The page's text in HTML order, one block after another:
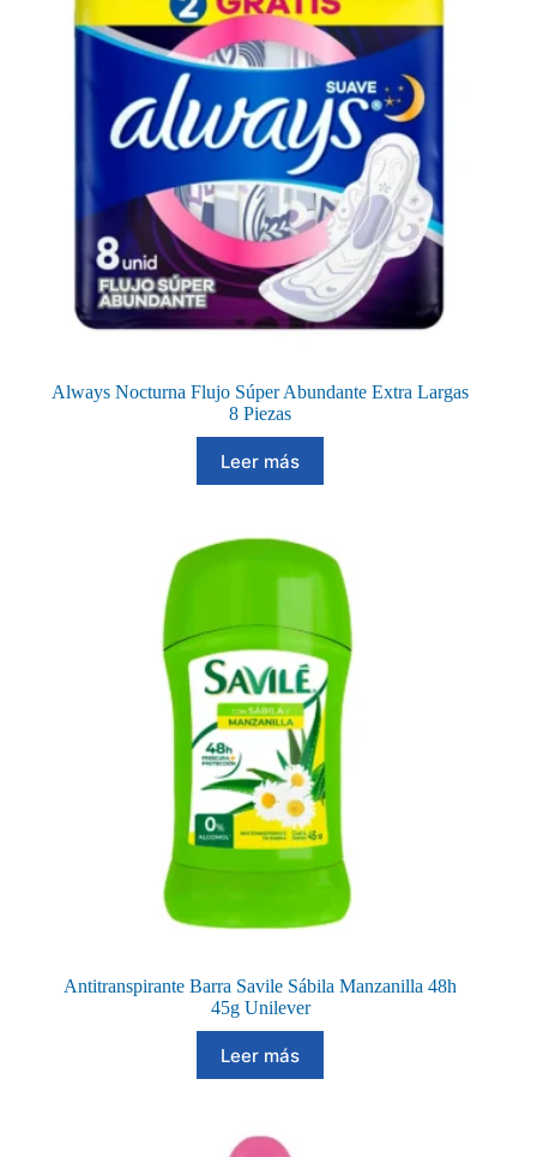
Always Nocturna Flujo Súper Abundante Extra Largas
8 Piezas
Leer más
Antitranspirante Barra Savile Sábila Manzanilla 48h
45g Unilever
Leer más